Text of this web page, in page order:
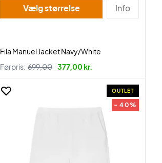
Vælg størrelse Info
Fila Manuel Jacket Navy/White
Førpris: 699,00 377,00 kr.
OUTLET
- 40%